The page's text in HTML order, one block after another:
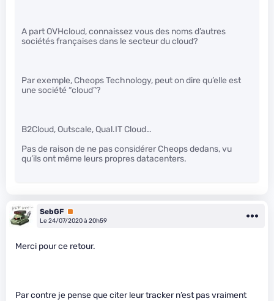
A part OVHcloud, connaissez vous des noms d’autres
sociétés françaises dans le secteur du cloud?
Par exemple, Cheops Technology, peut on dire qu’elle est
une société “cloud”?
B2Cloud, Outscale, Qual.IT Cloud…
Pas de raison de ne pas considérer Cheops dedans, vu
qu’ils ont même leurs propres datacenters.
SebGF Premium
Le 24/07/2020 à 20h59
Merci pour ce retour.
Par contre je pense que citer leur tracker n’est pas vraiment